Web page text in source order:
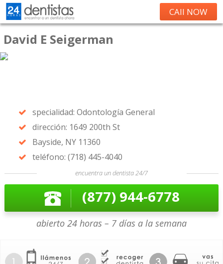
CAll NOW
David E Seigerman
specialidad: Odontología General
dirección: 1649 200th St
Bayside, NY 11360
teléfono: (718) 445-4040
encuentra un dentista 24/7
(877) 944-6778
abierto 24 horas – 7 días a la semana